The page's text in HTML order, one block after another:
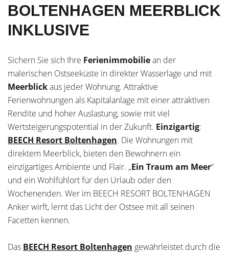
BOLTENHAGEN MEERBLICK
INKLUSIVE
Sichern Sie sich Ihre Ferienimmobiliean der
malerischen Ostseeküste in direkter Wasserlage und mit
Meerblickaus jeder Wohnung. Attraktive
Ferienwohnungen als Kapitalanlage mit einer attraktiven
Rendite und hoher Auslastung, sowie mit viel
Wertsteigerungspotential in der Zukunft. Einzigartig:
BEECH Resort Boltenhagen. Die Wohnungen mit
direktem Meerblick, bieten den Bewohnern ein
einzigartiges Ambiente und Flair. „Ein Traum am Meer“
und ein Wohlfühlort für den Urlaub oder den
Wochenenden. Wer im BEECH RESORT BOLTENHAGEN
Anker wirft, lernt das Licht der Ostsee mit all seinen
Facetten kennen.
Das BEECH Resort Boltenhagen gewährleistet durch die